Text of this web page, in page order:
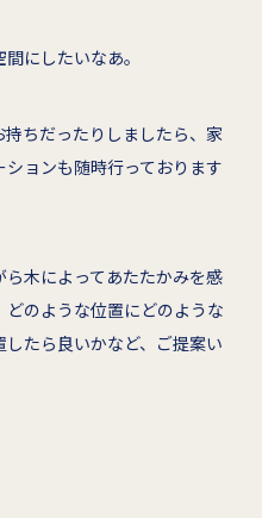
にしたいなあ。
ちだったりしましたら、家
ョンも随時行っております
木によってあたたかみを感
のような位置にどのような
たら良いかなど、ご提案い